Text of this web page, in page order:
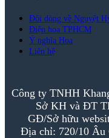
Đôi dòng về Nguyệt
Điện hoa TPHCM
Ý nghĩa Hoa
Liên hệ
Công ty TNHH
Sở KH và ĐT
GĐ/Sở hữu
Địa chỉ: 720/10 Âu